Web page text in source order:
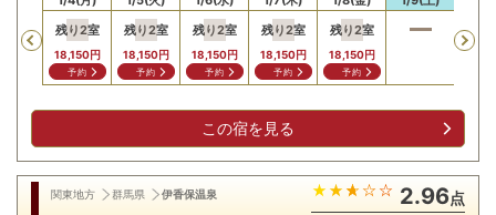
Previous
残り2室
18,150円
予約
残り2室
18,150円
予約
残り2室
18,150円
予約
残り2室
18,150円
予約
残り2室
18,150円
予約
この宿を見る
関東地方 群馬県 伊香保温泉 2.96点